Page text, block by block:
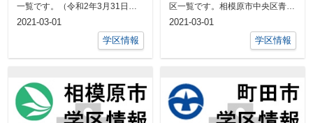
一覧です。（令和2年3月31日現
在）相模原市南区麻溝小学校麻溝
2021-03-01
学区情報
区一覧です。相模原市中央区青葉
小学校青葉２丁目、３丁目並木４
2021-03-01
学区情報